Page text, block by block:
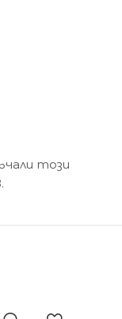
този